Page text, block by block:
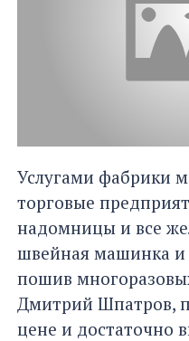
Услугами фабрики
торговые
надомницы и все
швейная машинка и
пошив
Дмитрий Шпатров,
цене и достаточно